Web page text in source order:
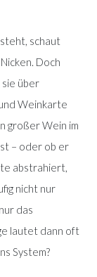
schaut
Doch
über
Weinkarte
großer Wein im
– oder ob er
abstrahiert,
nicht nur
das
lautet dann oft
System?